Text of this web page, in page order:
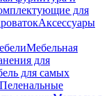
для
Аксессуары
Мебельная
для
для самых
Пеленальные